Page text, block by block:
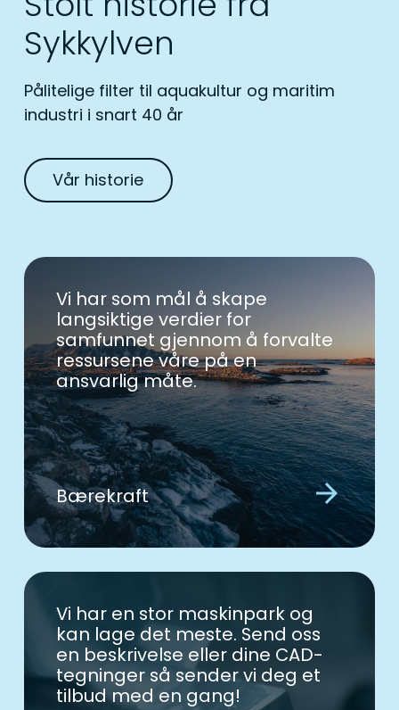
Sykkylven
Pålitelige filter til aquakultur og maritim
industri i snart 40 år
Vår historie
Vi har som mål å skape
langsiktige verdier for
samfunnet gjennom å forvalte
ressursene våre på en
ansvarlig måte.
Bærekraft arrow_forward
Vi har en stor maskinpark og
kan lage det meste. Send oss
en beskrivelse eller dine CAD-
tegninger så sender vi deg et
tilbud med en gang!